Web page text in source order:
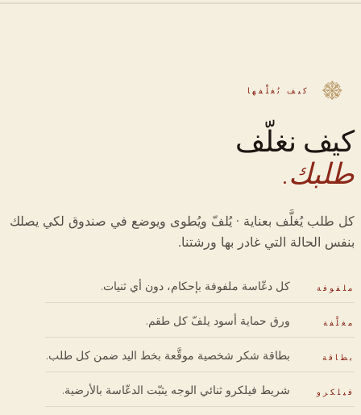
كيف نُغلِّفها
كيف نغلّف
طلبك.
كل طلب يُغلَّف بعناية · يُلفّ ويُطوى ويوضع في صندوق لكي يصلك
بنفس الحالة التي غادر بها ورشتنا.
ملفوفة كل دعّاسة ملفوفة بإحكام، دون أي ثنيات.
مغلَّفة ورق حماية أسود يلفّ كل طقم.
بطاقة بطاقة شكر شخصية موقَّعة بخط اليد ضمن كل طلب.
فيلكرو شريط فيلكرو ثنائي الوجه يثبّت الدعّاسة بالأرضية.